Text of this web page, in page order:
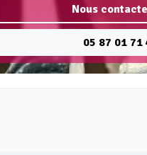
Nous
05 87 01 71